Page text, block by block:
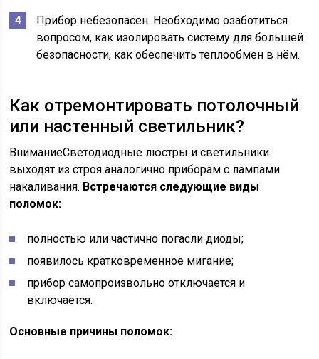
Прибор небезопасен. Необходимо озаботиться
вопросом, как изолировать систему для большей
безопасности, как обеспечить теплообмен в нём.
Как отремонтировать потолочный
или настенный светильник?
ВниманиеСветодиодные люстры и светильники
выходят из строя аналогично приборам с лампами
накаливания. Встречаются следующие виды
поломок:
полностью или частично погасли диоды;
появилось кратковременное мигание;
прибор самопроизвольно отключается и
включается.
Основные причины поломок: